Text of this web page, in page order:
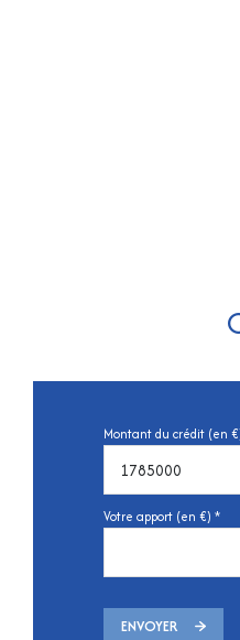
Montant du crédit (en
Votre apport (en €) *
ENVOYER